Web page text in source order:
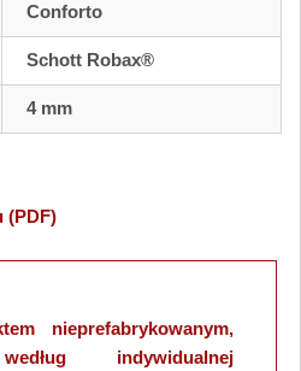
Conforto
Schott Robax®
4 mm
(PDF)
nieprefabrykowanym,
indywidualnej